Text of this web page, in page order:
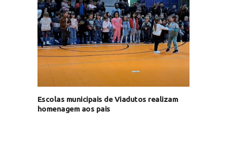
Escolas municipais de Viadutos realizam
homenagem aos pais